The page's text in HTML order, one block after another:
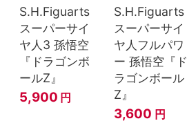
S.H.Figuarts
スーパーサイ
ヤ人3 孫悟空
『ドラゴンボ
ールZ』
5,900 円
S.H.Figuarts
スーパーサイ
ヤ人フルパワ
ー 孫悟空『ド
ラゴンボール
Z』
3,600 円